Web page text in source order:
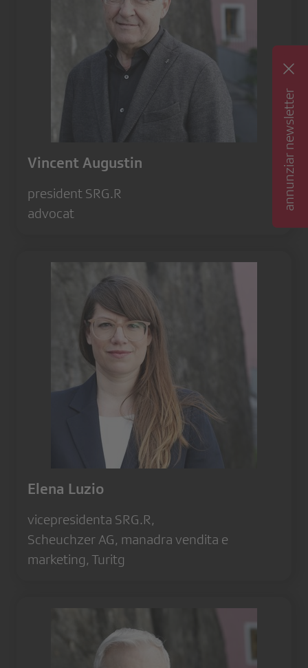
Vincent Augustin
president SRG.R
advocat
Elena Luzio
vicepresidenta SRG.R,
Scheuchzer AG, manadra vendita e
marketing, Turitg
annunziar newsletter